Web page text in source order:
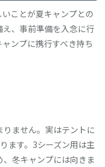
ことが夏キャンプとの
、事前準備を入念に行
ンプに携行すべき持ち
ません。実はテントに
ます。3シーズン用は主
冬キャンプには向きま